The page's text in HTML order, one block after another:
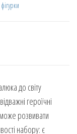
до світу
героїчні
розвивати
набору: є